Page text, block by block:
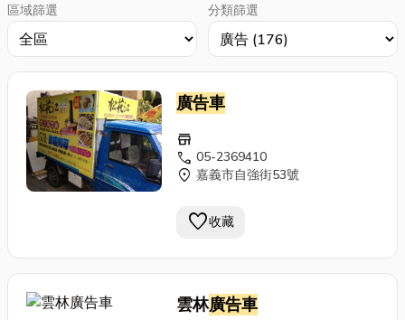
區域篩選 分類篩選
廣告車
store
call 05-2369410
location_on 嘉義市自強街53號
favorite收藏
雲林廣告車